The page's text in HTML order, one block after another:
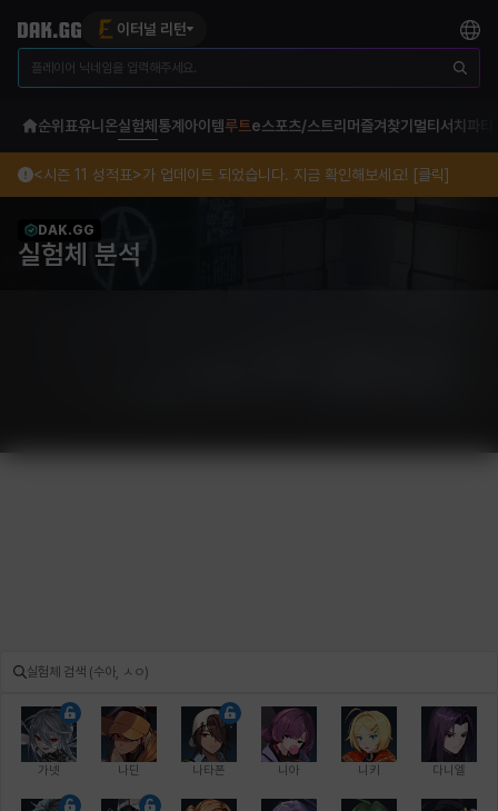
이터널 리턴
순위표유니온실험체 통계 아이템루트e스포츠/스트리머 즐겨찾기 멀티서치 파티
<시즌 11 성적표>가 업데이트 되었습니다. 지금 확인해보세요! [클릭]
DAK.GG
실험체 분석
가넷 나딘 나타폰 니아 니키 다니엘